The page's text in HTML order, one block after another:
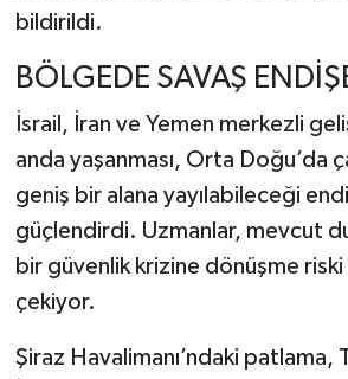
bildirildi.
BÖLGEDE SAVAŞ
İsrail, İran ve Yemen merkezli
anda yaşanması, Orta Doğu’da
geniş bir alana yayılabileceği
güçlendirdi. Uzmanlar, mevcut
bir güvenlik krizine dönüşme riski
çekiyor.
Şiraz Havalimanı’ndaki patlama,